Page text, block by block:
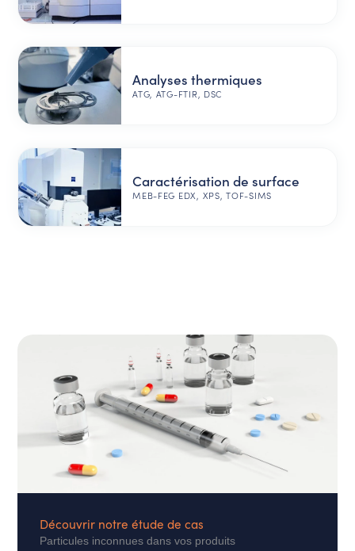
Analyses thermiques
ATG, ATG-FTIR, DSC
Caractérisation de surface
MEB-FEG EDX, XPS, TOF-SIMS
Découvrir notre étude de cas
Particules inconnues dans vos produits